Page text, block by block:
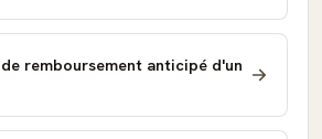
remboursement anticipé d'un